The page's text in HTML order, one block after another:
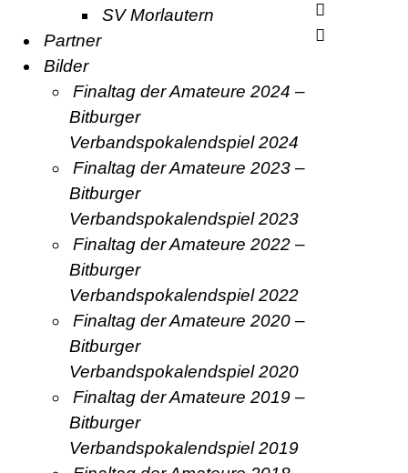
SV Morlautern
Partner
Bilder
Finaltag der Amateure 2024 –
Bitburger
Verbandspokalendspiel 2024
Finaltag der Amateure 2023 –
Bitburger
Verbandspokalendspiel 2023
Finaltag der Amateure 2022 –
Bitburger
Verbandspokalendspiel 2022
Finaltag der Amateure 2020 –
Bitburger
Verbandspokalendspiel 2020
Finaltag der Amateure 2019 –
Bitburger
Verbandspokalendspiel 2019